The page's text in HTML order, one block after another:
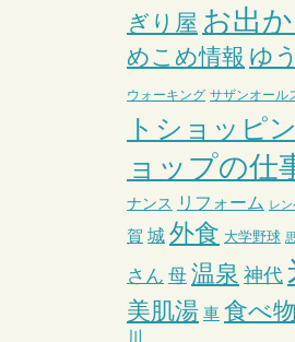
ぎり屋 お出
めこめ情報 ゆ
ウォーキング サザンオール
トショッピ
ョップの仕
ナンス リフォーム レン
賀 城 外食 大学野球
さん 母 温泉 神代
美肌湯 車 食べ物
川